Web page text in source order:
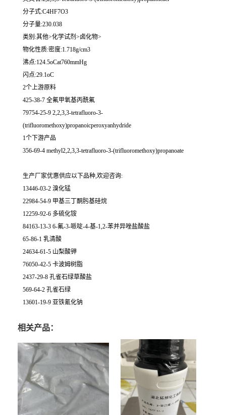
分子式:C4HF7O3
分子量:230.038
类别:其他>化学试剂>卤化物>
物化性质:密度:1.718g/cm3
沸点:124.5oCat760mmHg
闪点:29.1oC
2个上游原料
425-38-7 全氟甲氧基丙酰氟
79754-25-9 2,2,3,3-tetrafluoro-3-
(trifluoromethoxy)propanoicperoxyanhydride
1个下游产品
356-69-4 methyl2,2,3,3-tetrafluoro-3-(trifluoromethoxy)propanoate
生产厂家优惠供应以下品种,欢迎咨询:
13446-03-2 溴化锰
22984-54-9 甲基三丁酮肟基硅烷
12259-92-6 多硫化铵
84163-13-3 6-氟-3-哌啶-4-基-1,2-苯并异唑盐酸盐
65-86-1 乳清酸
24634-61-5 山梨酸钾
76050-42-5 卡波姆树脂
2437-29-8 孔雀石绿草酸盐
569-64-2 孔雀石绿
13601-19-9 亚铁氰化钠
相关产品：